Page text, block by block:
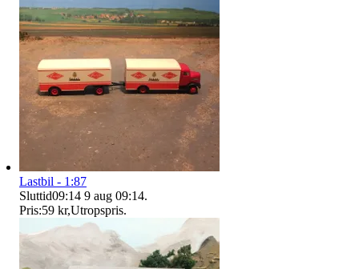
Lastbil - 1:87
Sluttid09:14 9 aug 09:14.
Pris:59 kr,Utropspris.